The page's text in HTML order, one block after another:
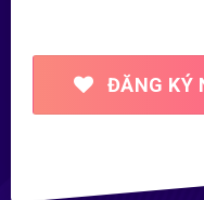
ĐĂNG KÝ